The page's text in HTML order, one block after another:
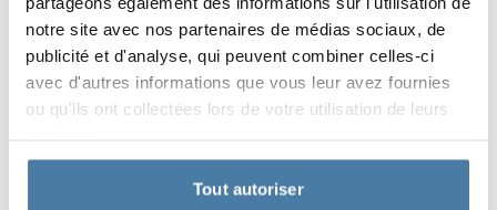
notre site avec nos partenaires de médias sociaux, de
publicité et d'analyse, qui peuvent combiner celles-ci
avec d'autres informations que vous leur avez fournies
ou qu'ils ont collectées lors de votre utilisation de leurs
Tout autoriser
de l’humidité.
Types de casiers sportifs
Dans les vestiaires, installations et clubs sportifs
plusieurs types de casiers proposés par
l’entreprise Alsanit fonctionnent particulièrement
bien. Nous préparons un projet individuel pour